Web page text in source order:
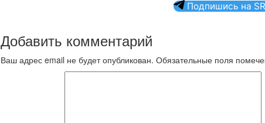
Подпишись на
Добавить комментарий
Ваш адрес email не будет опубликован. Обязательные поля